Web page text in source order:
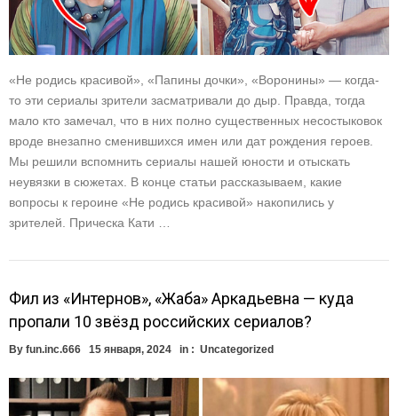
«Не родись красивой», «Папины дочки», «Воронины» — когда-
то эти сериалы зрители засматривали до дыр. Правда, тогда
мало кто замечал, что в них полно существенных несостыковок
вроде внезапно сменившихся имен или дат рождения героев.
Мы решили вспомнить сериалы нашей юности и отыскать
неувязки в сюжетах. В конце статьи рассказываем, какие
вопросы к героине «Не родись красивой» накопились у
зрителей. Прическа Кати …
Фил из «Интернов», «Жаба» Аркадьевна — куда
пропали 10 звёзд российских сериалов?
By fun.inc.666 15 января, 2024 in : Uncategorized